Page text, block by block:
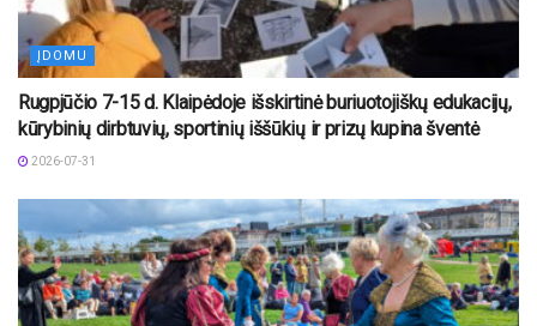
ĮDOMU
Rugpjūčio 7-15 d. Klaipėdoje išskirtinė buriuotojiškų edukacijų,
kūrybinių dirbtuvių, sportinių iššūkių ir prizų kupina šventė
2026-07-31